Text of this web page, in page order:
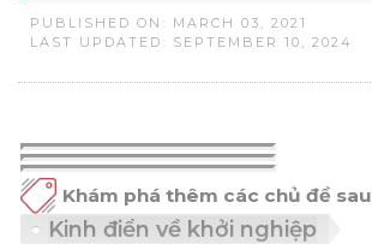
PUBLISHED ON: MARCH 03, 2021
LAST UPDATED: SEPTEMBER 10, 2024
Khám phá thêm các chủ đề sau
Kinh điển về khởi nghiệp